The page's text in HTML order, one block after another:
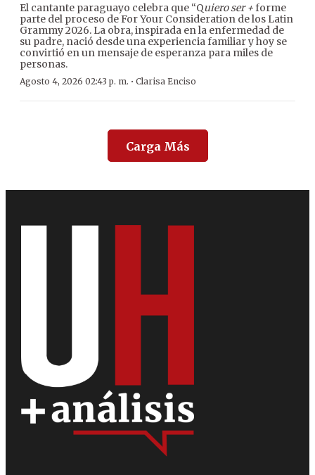
El cantante paraguayo celebra que “Quiero ser +forme
parte del proceso de For Your Consideration de los Latin
Grammy 2026. La obra, inspirada en la enfermedad de
su padre, nació desde una experiencia familiar y hoy se
convirtió en un mensaje de esperanza para miles de
personas.
Agosto 4, 2026 02:43 p. m. · Clarisa Enciso
Carga Más